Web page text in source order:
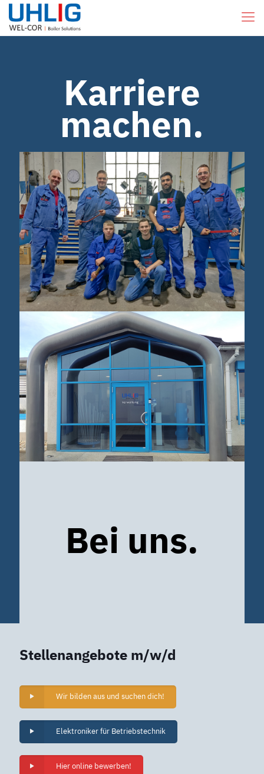
Karriere
machen.
Bei uns.
Stellenangebote m/w/d
Wir bilden aus und suchen dich!
Elektroniker für Betriebstechnik
Hier online bewerben!